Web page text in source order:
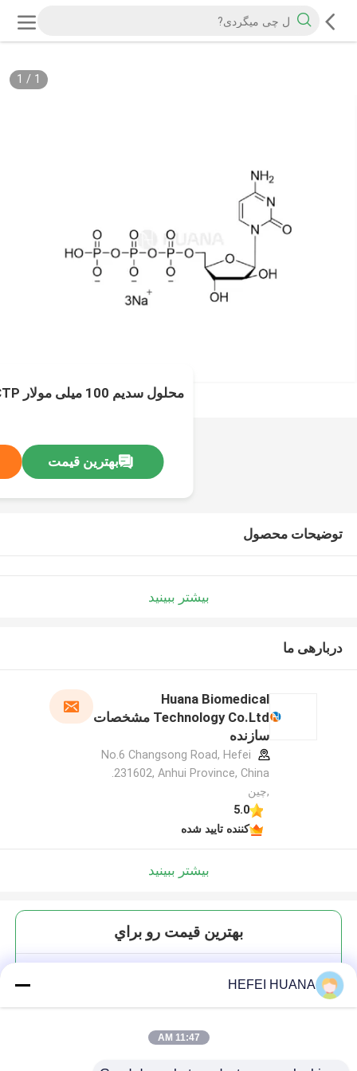
1
/
1
محلول سدیم 100 میلی مولار CTP آرا
بهترین قیمت
توضیحات محصول
بیشتر ببینید
دربارهی ما
Huana Biomedical
Technology Co.Ltd مشخصات
سازنده
No.6 Changsong Road, Hefei
,چین
5.0
کننده تایید شده
بیشتر ببینید
بهترين قيمت رو براي
HEFEI HUANA
11:47 AM